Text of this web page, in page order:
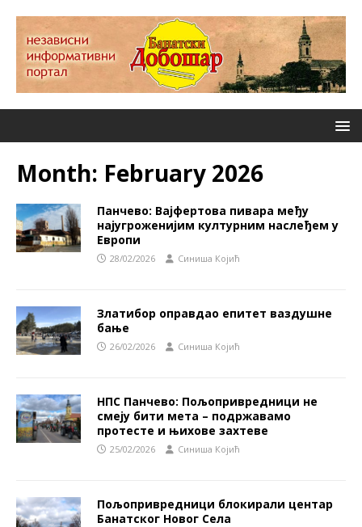
Month: February 2026
Панчево: Вајфертова пивара међу
најугроженијим културним наслеђем у
Европи
28/02/2026 Синиша Којић
Златибор оправдао епитет ваздушне
бање
26/02/2026 Синиша Којић
НПС Панчево: Пољопривредници не
смеју бити мета – подржавамо
протесте и њихове захтеве
25/02/2026 Синиша Којић
Пољопривредници блокирали центар
Банатског Новог Села